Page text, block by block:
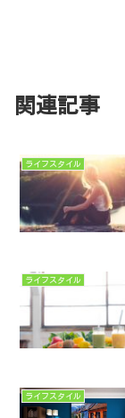
関連記事
ライフスタイル
ライフスタイル
ライフスタイル